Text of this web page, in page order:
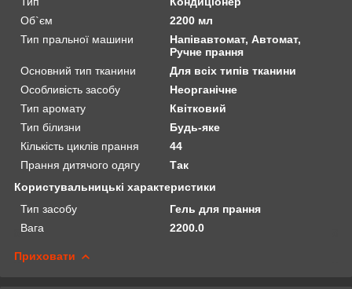
Об`єм
2200 мл
Тип пральної машини
Напівавтомат, Автомат,
Ручне прання
Основний тип тканини
Для всіх типів тканини
Особливість засобу
Неорганічне
Тип аромату
Квітковий
Тип білизни
Будь-яке
Кількість циклів прання
44
Прання дитячого одягу
Так
Користувальницькі характеристики
Тип засобу
Гель для прання
Вага
2200.0
Приховати